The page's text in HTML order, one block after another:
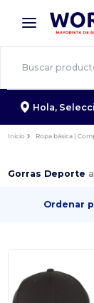
× App
Hola,
Inicio Ropa básica |
Gorras Deporte
Ordenar